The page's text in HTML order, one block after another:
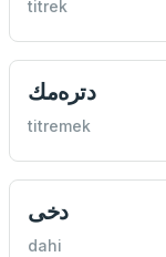
titrek
دتره‌مك
titremek
دخی
dahi